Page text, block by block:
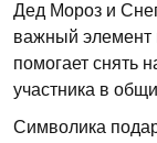
Дед Мороз и
важный элемент
помогает снять
участника в
Символика